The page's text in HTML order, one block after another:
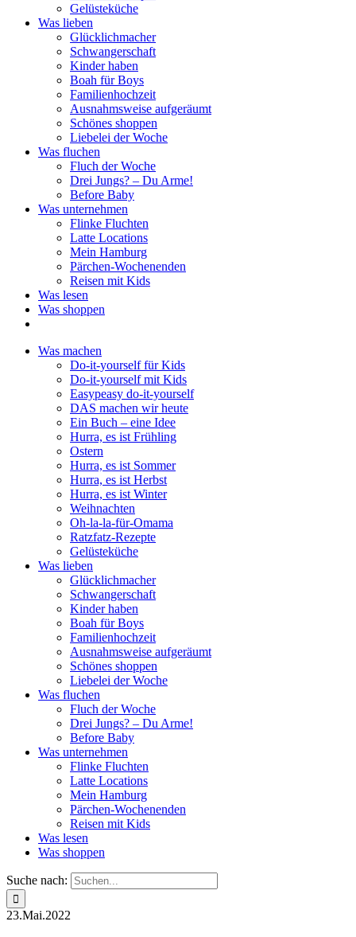
Gelüsteküche
Was lieben
Glücklichmacher
Schwangerschaft
Kinder haben
Boah für Boys
Familienhochzeit
Ausnahmsweise aufgeräumt
Schönes shoppen
Liebelei der Woche
Was fluchen
Fluch der Woche
Drei Jungs? – Du Arme!
Before Baby
Was unternehmen
Flinke Fluchten
Latte Locations
Mein Hamburg
Pärchen-Wochenenden
Reisen mit Kids
Was lesen
Was shoppen
Was machen
Do-it-yourself für Kids
Do-it-yourself mit Kids
Easypeasy do-it-yourself
DAS machen wir heute
Ein Buch – eine Idee
Hurra, es ist Frühling
Ostern
Hurra, es ist Sommer
Hurra, es ist Herbst
Hurra, es ist Winter
Weihnachten
Oh-la-la-für-Omama
Ratzfatz-Rezepte
Gelüsteküche
Was lieben
Glücklichmacher
Schwangerschaft
Kinder haben
Boah für Boys
Familienhochzeit
Ausnahmsweise aufgeräumt
Schönes shoppen
Liebelei der Woche
Was fluchen
Fluch der Woche
Drei Jungs? – Du Arme!
Before Baby
Was unternehmen
Flinke Fluchten
Latte Locations
Mein Hamburg
Pärchen-Wochenenden
Reisen mit Kids
Was lesen
Was shoppen
Suche nach:
23.Mai.2022